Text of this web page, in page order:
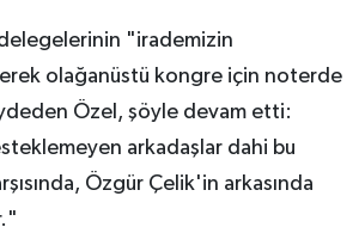
"irademizin
olağanüstü kongre için noterde
Özel, şöyle devam etti:
arkadaşlar dahi bu
Özgür Çelik'in arkasında